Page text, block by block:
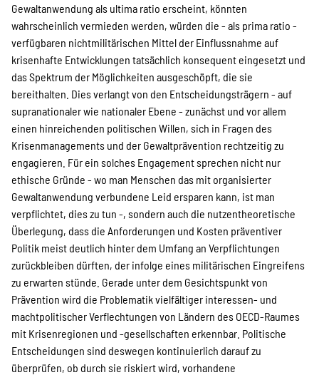
Gewaltanwendung als ultima ratio erscheint, könnten
wahrscheinlich vermieden werden, würden die - als prima ratio -
verfügbaren nichtmilitärischen Mittel der Einflussnahme auf
krisenhafte Entwicklungen tatsächlich konsequent eingesetzt und
das Spektrum der Möglichkeiten ausgeschöpft, die sie
bereithalten. Dies verlangt von den Entscheidungsträgern - auf
supranationaler wie nationaler Ebene - zunächst und vor allem
einen hinreichenden politischen Willen, sich in Fragen des
Krisenmanagements und der Gewaltprävention rechtzeitig zu
engagieren. Für ein solches Engagement sprechen nicht nur
ethische Gründe - wo man Menschen das mit organisierter
Gewaltanwendung verbundene Leid ersparen kann, ist man
verpflichtet, dies zu tun -, sondern auch die nutzentheoretische
Überlegung, dass die Anforderungen und Kosten präventiver
Politik meist deutlich hinter dem Umfang an Verpflichtungen
zurückbleiben dürften, der infolge eines militärischen Eingreifens
zu erwarten stünde. Gerade unter dem Gesichtspunkt von
Prävention wird die Problematik vielfältiger interessen- und
machtpolitischer Verflechtungen von Ländern des OECD-Raumes
mit Krisenregionen und -gesellschaften erkennbar. Politische
Entscheidungen sind deswegen kontinuierlich darauf zu
überprüfen, ob durch sie riskiert wird, vorhandene